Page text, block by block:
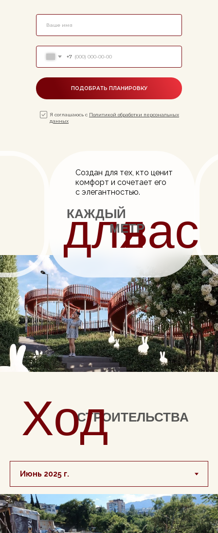
Я соглашаюсь с Политикой обработки персональных
данных
+7
ПОДОБРАТЬ ПЛАНИРОВКУ
вас
для
Cоздан для тех, кто ценит
комфорт и сочетает его
с элегантностью.
МЕТР
КАЖДЫЙ
СТРОИТЕЛЬСТВА
Ход